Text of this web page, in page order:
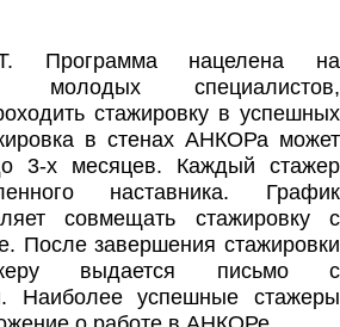
Программа нацелена на
молодых специалистов,
стажировку в успешных
в стенах АНКОРа может
3-х месяцев. Каждый стажер
наставника. График
совмещать стажировку с
После завершения стажировки
выдается письмо с
Наиболее успешные стажеры